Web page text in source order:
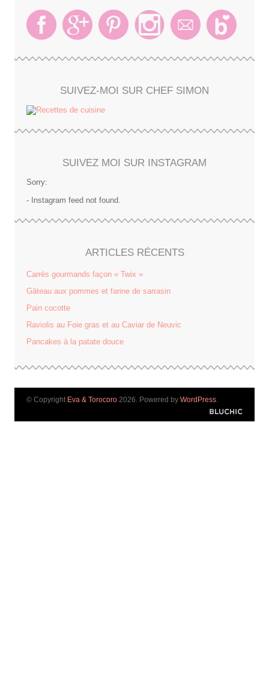
SUIVEZ-MOI SUR CHEF SIMON
SUIVEZ MOI SUR INSTAGRAM
Sorry:
- Instagram feed not found.
ARTICLES RÉCENTS
Carrés gourmands façon « Twix »
Gâteau aux pommes et farine de sarrasin
Pain cocotte
Raviolis au Foie gras et au Caviar de Neuvic
Pancakes à la patate douce
© Copyright Eva & Torocoro 2026. Powered by WordPress